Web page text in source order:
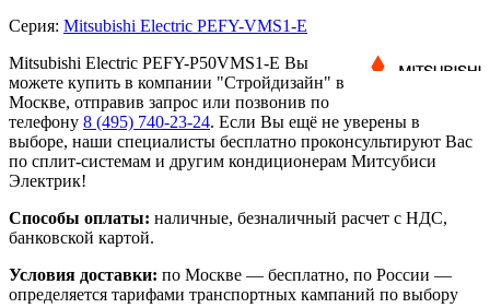
Серия: Mitsubishi Electric PEFY-VMS1-E
Mitsubishi Electric PEFY-P50VMS1-E Вы
можете купить в компании "Стройдизайн" в
Москве, отправив запрос или позвонив по
телефону 8 (495) 740-23-24. Если Вы ещё не уверены в
выборе, наши специалисты бесплатно проконсультируют Вас
по сплит-системам и другим кондиционерам Митсубиси
Электрик!
Способы оплаты: наличные, безналичный расчет с НДС,
банковской картой.
Условия доставки: по Москве — бесплатно, по России —
определяется тарифами транспортных кампаний по выбору